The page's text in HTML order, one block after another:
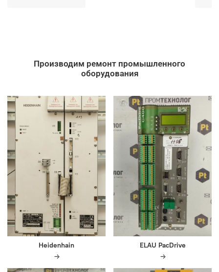
Производим ремонт промышленного
оборудования
Heidenhain ELAU PacDrive